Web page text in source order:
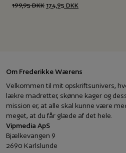
199,95DKK Den
174,95 DKK
Om Frederikke Wærens
Velkommen til mit opskriftsunivers,
lækre madretter, skønne kager og
mission er, at alle skal kunne være
meget, at du får glæde af det hele.
Vipmedia ApS
Bjælkevangen 9
2690 Karlslunde